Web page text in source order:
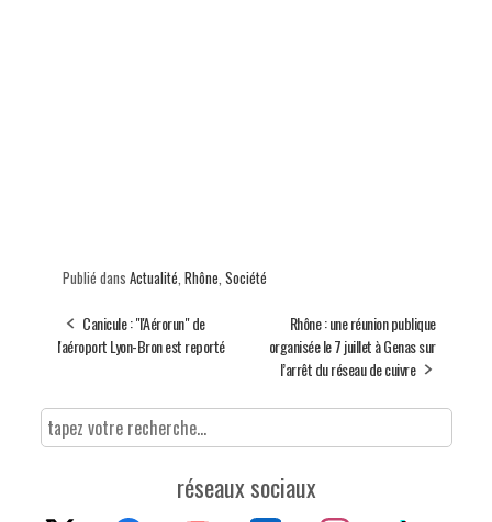
Publié dans Actualité, Rhône, Société
Canicule : "l'Aérorun" de
l'aéroport Lyon-Bron est reporté
Rhône : une réunion publique
organisée le 7 juillet à Genas sur
l’arrêt du réseau de cuivre
réseaux sociaux